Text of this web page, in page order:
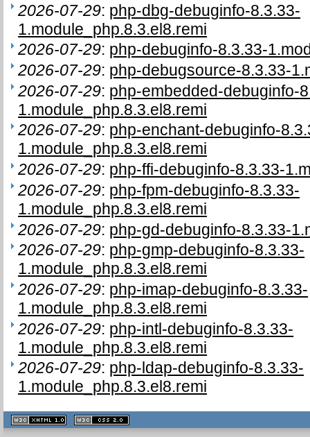
2026-07-29: php-dbg-debuginfo-8.3.33-
1.module_php.8.3.el8.remi
2026-07-29: php-debuginfo-8.3.33-
2026-07-29: php-debugsource-8.3.33-
2026-07-29: php-embedded-debuginfo-
1.module_php.8.3.el8.remi
2026-07-29: php-enchant-debuginfo-
1.module_php.8.3.el8.remi
2026-07-29: php-ffi-debuginfo-8.3.33-
2026-07-29: php-fpm-debuginfo-8.3.33-
1.module_php.8.3.el8.remi
2026-07-29: php-gd-debuginfo-8.3.33-
2026-07-29: php-gmp-debuginfo-8.3.33-
1.module_php.8.3.el8.remi
2026-07-29: php-imap-debuginfo-8.3.33-
1.module_php.8.3.el8.remi
2026-07-29: php-intl-debuginfo-8.3.33-
1.module_php.8.3.el8.remi
2026-07-29: php-ldap-debuginfo-8.3.33-
1.module_php.8.3.el8.remi
XHTML
1.1 valide
2.0 valide